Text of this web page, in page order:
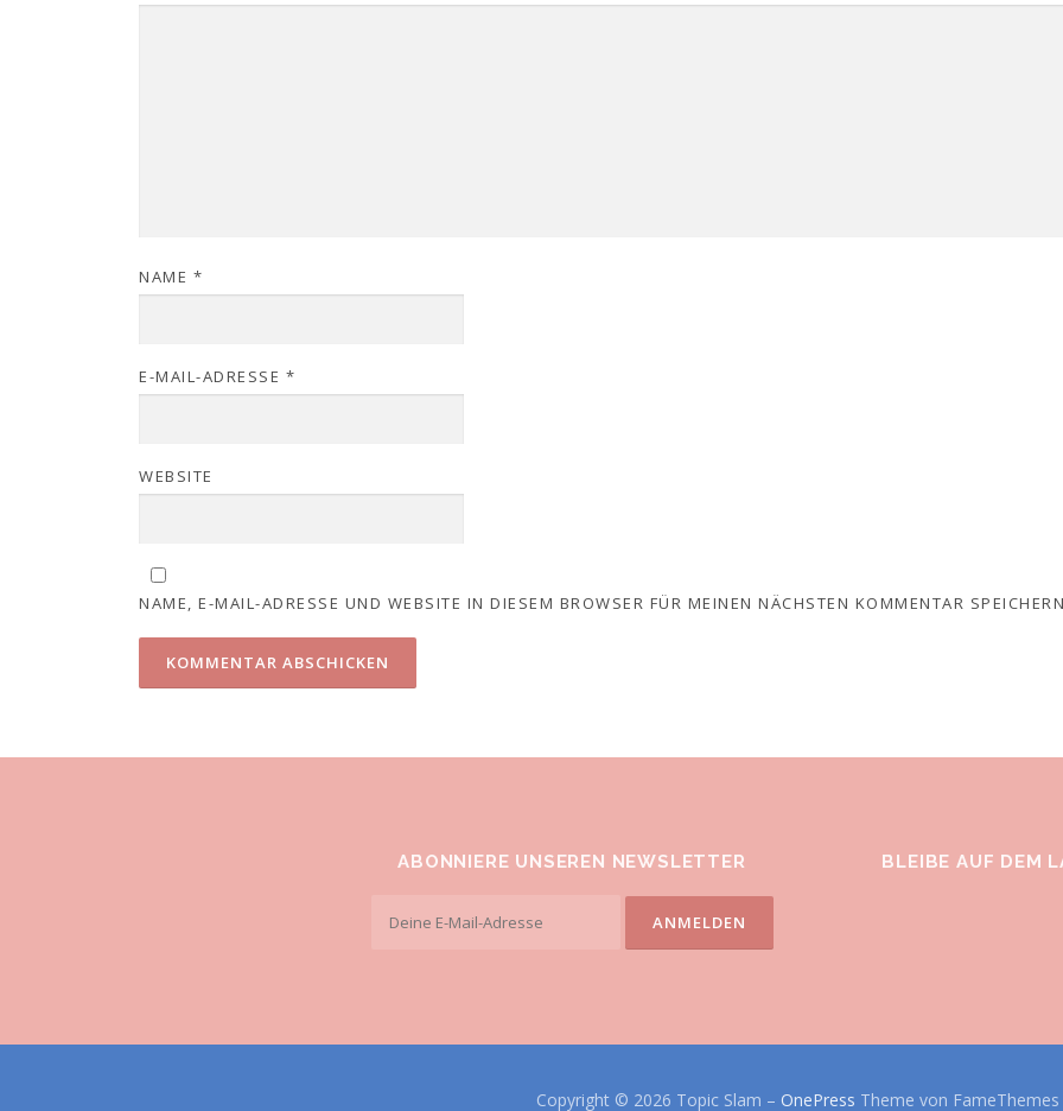
NAME *
E-MAIL-ADRESSE *
WEBSITE
NAME, E-MAIL-ADRESSE UND WEBSITE IN DIESEM BROWSER FÜR MEINEN NÄCHSTEN KOMMENTAR
ABONNIERE UNSEREN NEWSLETTER BLEIBE AUF DEM
Copyright © 2026 Topic Slam – OnePress Theme von FameThemes